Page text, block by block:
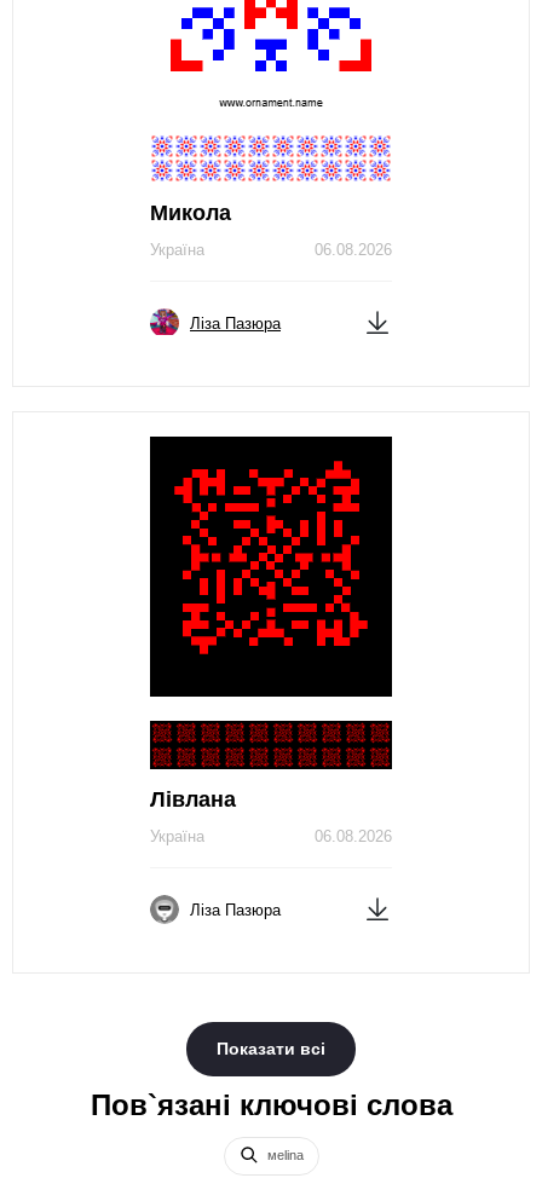
Микола
06.08.2026
Україна
Ліза Пазюра
Лівлана
06.08.2026
Україна
Ліза Пазюра
Показати всі
Пов`язані ключові слова
меlina